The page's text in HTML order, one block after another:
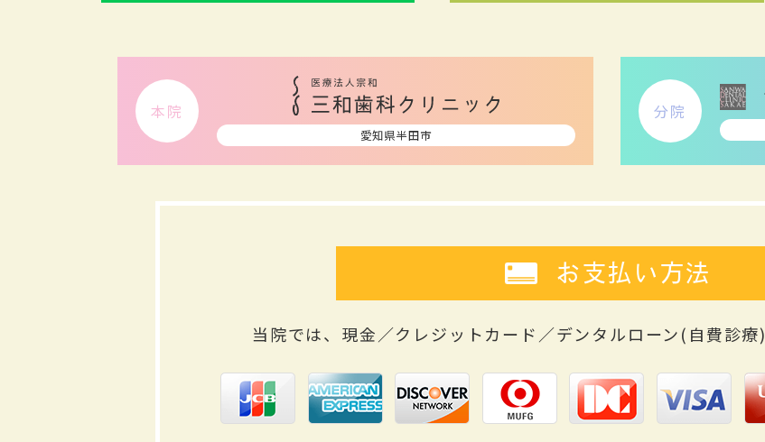
本院
愛知県半田市
分院
お支払い方法
当院では、現金／クレジットカード／デンタルローン(自費診療)